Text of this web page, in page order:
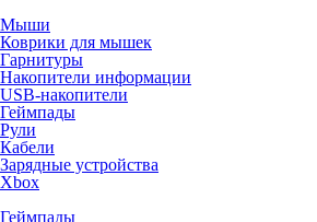
Мыши
Коврики для мышек
Гарнитуры
Накопители информации
USB-накопители
Геймпады
Рули
Кабели
Зарядные устройства
Xbox
Геймпады